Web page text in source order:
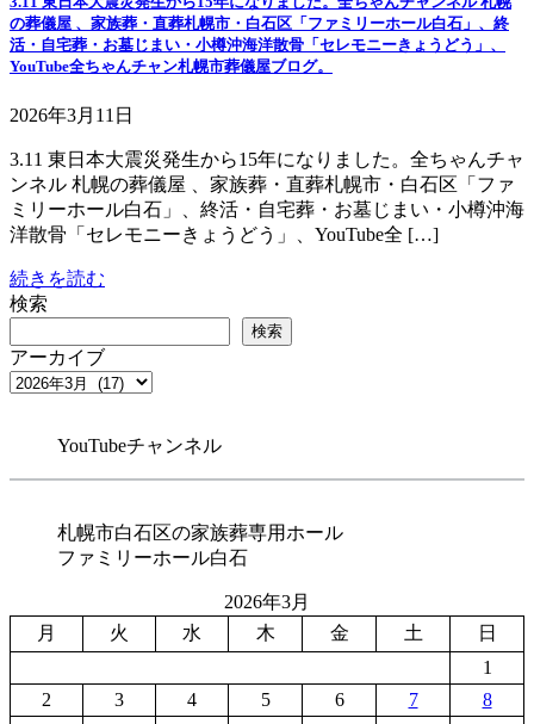
の葬儀屋 、家族葬・直葬札幌市・白石区「ファミリーホール白石」、終
活・自宅葬・お墓じまい・小樽沖海洋散骨「セレモニーきょうどう」、
YouTube全ちゃんチャン札幌市葬儀屋ブログ。
2026年3月11日
3.11 東日本大震災発生から15年になりました。全ちゃんチャ
ンネル 札幌の葬儀屋 、家族葬・直葬札幌市・白石区「ファ
ミリーホール白石」、終活・自宅葬・お墓じまい・小樽沖海
洋散骨「セレモニーきょうどう」、YouTube全 […]
続きを読む
検索
検索
アーカイブ
YouTubeチャンネル
札幌市白石区の家族葬専用ホール
ファミリーホール白石
2026年3月
月
火 水 木 金 土
日
1
2
3 4 5 6 7
8